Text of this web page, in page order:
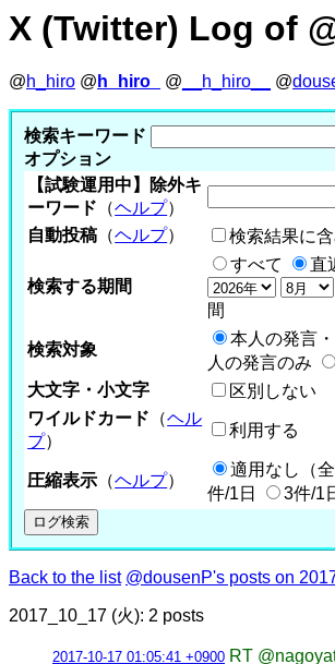
X (Twitter) Log of
@h_hiro @ h_hiro_ @ __h_hiro__ @
検索キーワード
オプション
【試験運用中】除外キ
ーワード （ヘルプ）
自動投稿 （ヘルプ） 検索結果に
検索する期間
すべて
直
間
検索対象
本人の発言
人の発言のみ
大文字・小文字
区別しない
ワイルドカード （ヘル
プ）
利用する
圧縮表示 （ヘルプ）
適用なし（全
件/1日
3件/1
Back to the list @dousenP's posts on
2017_10_17 (火): 2 posts
2017-10-17 01:05:41 +0900 RT